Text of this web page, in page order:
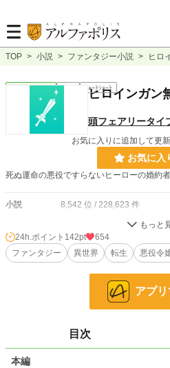
TOP > 小説 > ファンタジー小説 > ヒロ
ファンタジー 完結 ｼｮｰﾄｼｮｰﾄ
ヒロインガン
頭フェアリータイ
お気に入りに追加して更
お気に入
死ぬ運命の悪役ですらないヒーローの婚約
小説 8,542 位 / 228,623 件
1,734 位 / 53,264 件
お気に入り 70
初回公開日時 2023.10.27 01:09
24h.ポイント 142pt
654
ファンタジー
異世界 転生 悪役令
アプ
目次
本編